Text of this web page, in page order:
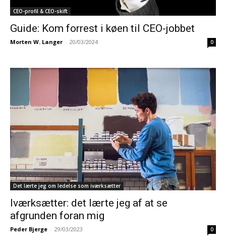
CEO-profil & CEO-skift
Guide: Kom forrest i køen til CEO-jobbet
Morten W. Langer - 20/03/2024 0
Det lærte jeg om ledelse som iværksætter
Iværksætter: det lærte jeg af at se
afgrunden foran mig
Peder Bjerge - 29/03/2023 0